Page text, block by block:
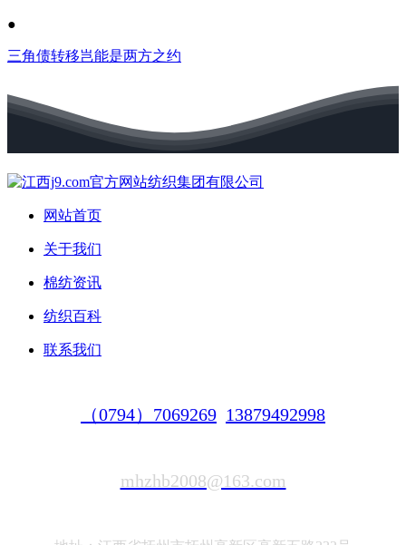
●
三角债转移岂能是两方之约
网站首页
关于我们
棉纺资讯
纺织百科
联系我们
（0794）7069269 13879492998
mhzhb2008@163.com